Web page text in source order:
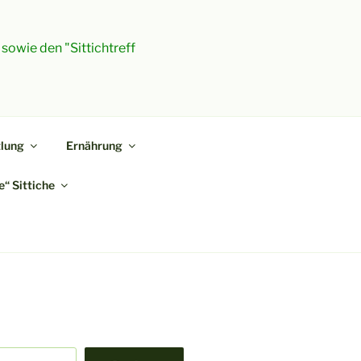
sowie den "Sittichtreff
Ernährung
Sittiche